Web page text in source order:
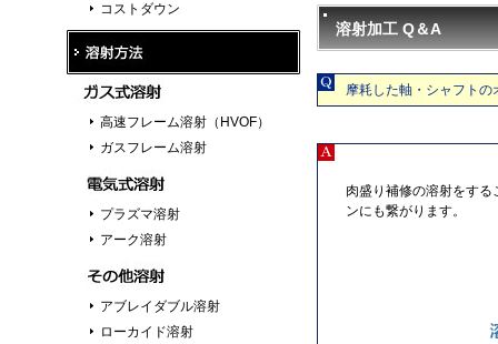
溶射加工 Q＆A
摩耗した軸・シャフト
肉盛り補修の溶射をす
ンにも繋がります。
コストダウン
高速フレーム溶射（HVOF）
ガスフレーム溶射
プラズマ溶射
アーク溶射
アブレイダブル溶射
ローカイド溶射